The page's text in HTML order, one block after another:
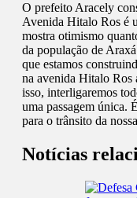
O prefeito Aracely
Avenida Hitalo Ros é
mostra otimismo
da população de
que estamos
na avenida Hitalo Ros
isso, interligaremos
uma passagem única.
para o trânsito da
Notícias